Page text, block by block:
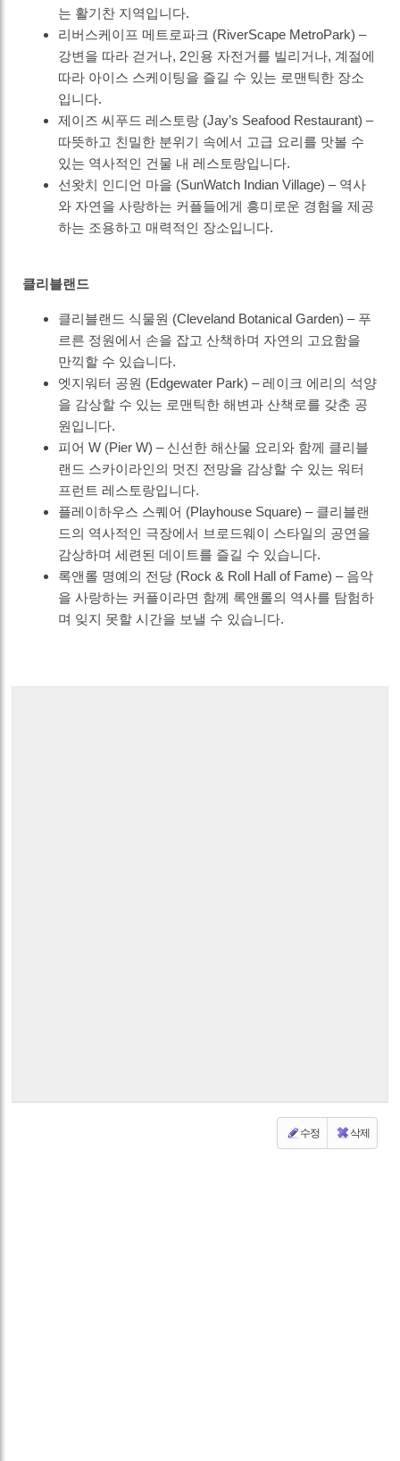
는 활기찬 지역입니다.
리버스케이프 메트로파크 (RiverScape MetroPark) –
강변을 따라 걷거나, 2인용 자전거를 빌리거나, 계절에
따라 아이스 스케이팅을 즐길 수 있는 로맨틱한 장소
입니다.
제이즈 씨푸드 레스토랑 (Jay’s Seafood Restaurant) –
따뜻하고 친밀한 분위기 속에서 고급 요리를 맛볼 수
있는 역사적인 건물 내 레스토랑입니다.
선왓치 인디언 마을 (SunWatch Indian Village) – 역사
와 자연을 사랑하는 커플들에게 흥미로운 경험을 제공
하는 조용하고 매력적인 장소입니다.
클리블랜드
클리블랜드 식물원 (Cleveland Botanical Garden) – 푸
르른 정원에서 손을 잡고 산책하며 자연의 고요함을
만끽할 수 있습니다.
엣지워터 공원 (Edgewater Park) – 레이크 에리의 석양
을 감상할 수 있는 로맨틱한 해변과 산책로를 갖춘 공
원입니다.
피어 W (Pier W) – 신선한 해산물 요리와 함께 클리블
랜드 스카이라인의 멋진 전망을 감상할 수 있는 워터
프런트 레스토랑입니다.
플레이하우스 스퀘어 (Playhouse Square) – 클리블랜
드의 역사적인 극장에서 브로드웨이 스타일의 공연을
감상하며 세련된 데이트를 즐길 수 있습니다.
록앤롤 명예의 전당 (Rock & Roll Hall of Fame) – 음악
을 사랑하는 커플이라면 함께 록앤롤의 역사를 탐험하
며 잊지 못할 시간을 보낼 수 있습니다.
수정 삭제